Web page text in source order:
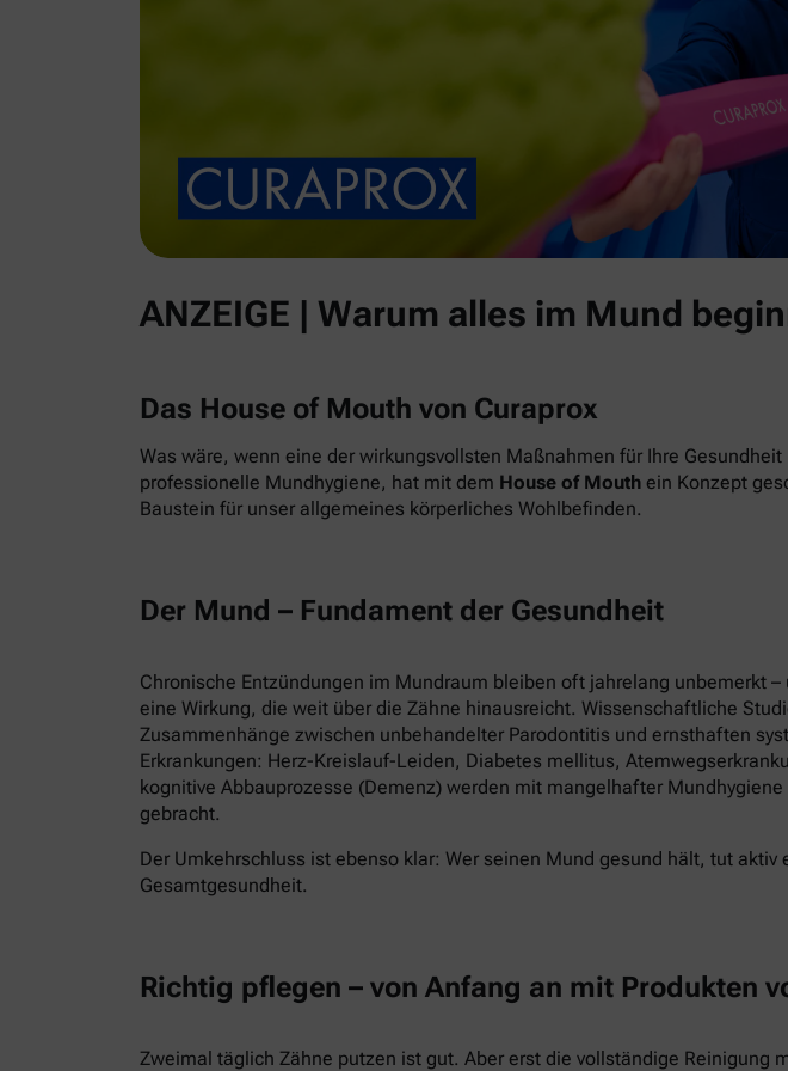
ANZEIGE | Warum alles im Mund
Das House of Mouth von Curaprox
Was wäre, wenn eine der wirkungsvollsten Maßnahmen für Ihre
professionelle Mundhygiene, hat mit dem House of Mouth ein Konzept
Baustein für unser allgemeines körperliches Wohlbefinden.
Der Mund – Fundament der Gesundheit
Chronische Entzündungen im Mundraum bleiben oft jahrelang unbemerkt
eine Wirkung, die weit über die Zähne hinausreicht. Wissenschaftliche
Zusammenhänge zwischen unbehandelter Parodontitis und ernsthaften
Erkrankungen: Herz-Kreislauf-Leiden, Diabetes mellitus,
kognitive Abbauprozesse (Demenz) werden mit mangelhafter Mundhygiene
gebracht.
Der Umkehrschluss ist ebenso klar: Wer seinen Mund gesund hält, tut aktiv
Gesamtgesundheit.
Richtig pflegen – von Anfang an mit Produkten
Zweimal täglich Zähne putzen ist gut. Aber erst die vollständige Reinigung